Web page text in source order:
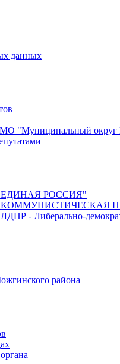
данных
МО "Муниципальный
"ЕДИНАЯ РОССИЯ"
- Либерально-
района